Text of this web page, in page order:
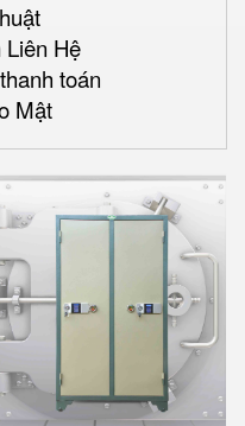
Liên Hệ
toán
Mật